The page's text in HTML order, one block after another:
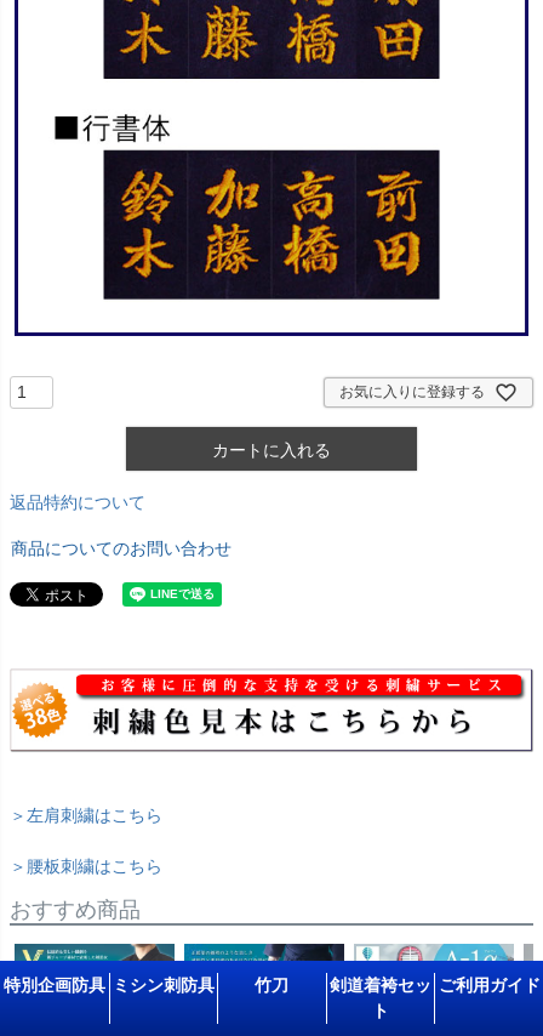
お気に入りに登録する
カートに入れる
返品特約について
商品についてのお問い合わせ
＞左肩刺繍はこちら
＞腰板刺繍はこちら
おすすめ商品
特別企画防具 ミシン刺防具 竹刀
剣道着袴セッ
ト
ご利用ガイド